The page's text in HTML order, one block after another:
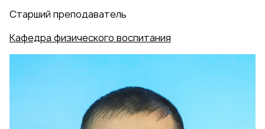
Старший преподаватель
Кафедра физического воспитания